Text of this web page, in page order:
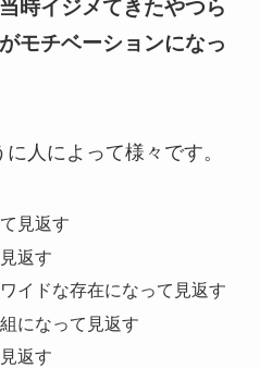
時イジメてきたやつら
モチベーションになっ
人によって様々です。
見返す
返す
イドな存在になって見返す
になって見返す
返す